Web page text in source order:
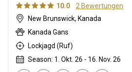
10.0
2 Bewertungen
New Brunswick, Kanada
Kanada Gans
Lockjagd (Ruf)
Season: 1. Okt. 26 - 16. Nov. 26